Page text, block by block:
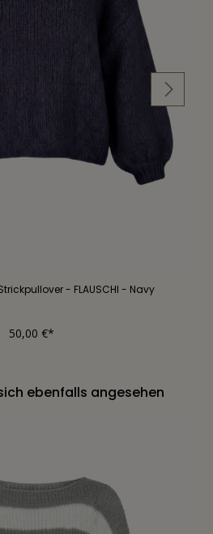
- FLAUSCHI - Navy
50,00 €*
ebenfalls angesehen